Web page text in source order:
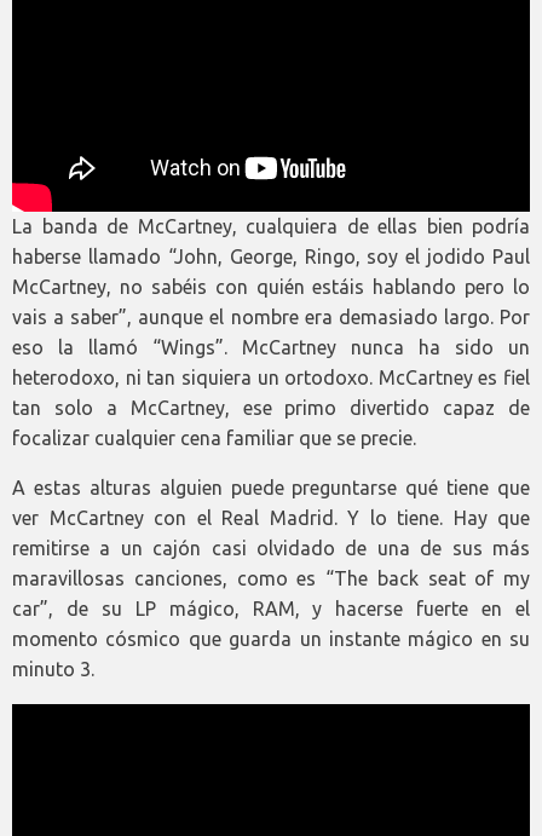
La banda de McCartney, cualquiera de ellas bien podría
haberse llamado “John, George, Ringo, soy el jodido Paul
McCartney, no sabéis con quién estáis hablando pero lo
vais a saber”, aunque el nombre era demasiado largo. Por
eso la llamó “Wings”. McCartney nunca ha sido un
heterodoxo, ni tan siquiera un ortodoxo. McCartney es fiel
tan solo a McCartney, ese primo divertido capaz de
focalizar cualquier cena familiar que se precie.
A estas alturas alguien puede preguntarse qué tiene que
ver McCartney con el Real Madrid. Y lo tiene. Hay que
remitirse a un cajón casi olvidado de una de sus más
maravillosas canciones, como es “The back seat of my
car”, de su LP mágico, RAM, y hacerse fuerte en el
momento cósmico que guarda un instante mágico en su
minuto 3.